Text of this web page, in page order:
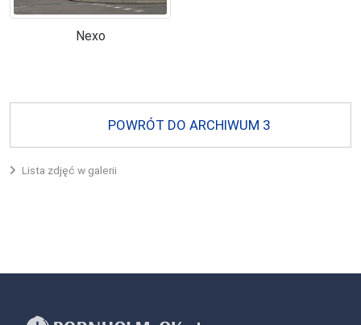
Nexo
POWRÓT DO ARCHIWUM 3
Lista zdjęć w galerii